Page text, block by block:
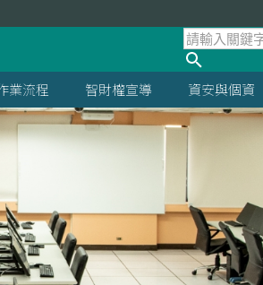
業流程 智財權宣導 資安與個資